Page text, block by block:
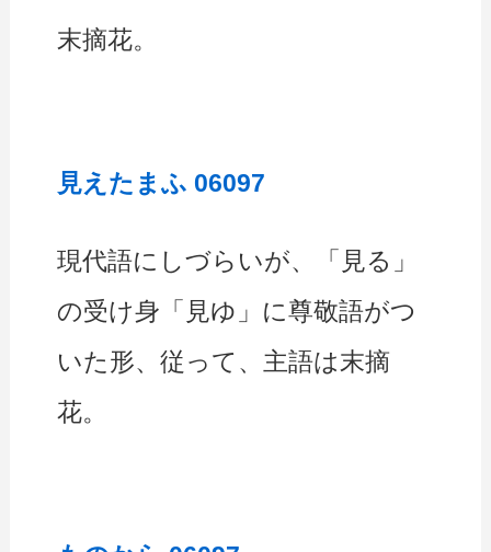
末摘花。
見えたまふ 06097
現代語にしづらいが、「見る」
の受け身「見ゆ」に尊敬語がつ
いた形、従って、主語は末摘
花。